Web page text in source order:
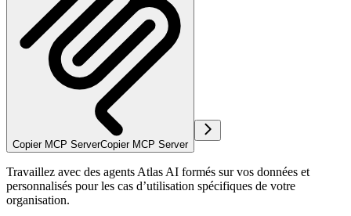
Copier MCP ServerCopier MCP Server
Travaillez avec des agents Atlas AI formés sur vos données et
personnalisés pour les cas d’utilisation spécifiques de votre
organisation.